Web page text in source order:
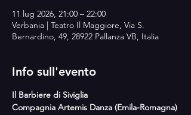
11 lug 2026, 21:00 – 22:00
Verbania | Teatro Il Maggiore, Via S.
Bernardino, 49, 28922 Pallanza VB, Italia
Info sull'evento
Il Barbiere di Siviglia
Compagnia Artemis Danza (Emila-Romagna)